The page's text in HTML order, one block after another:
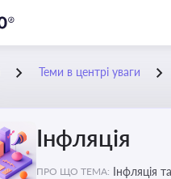
Теми в центрі уваги
Інфляція
ПРО ЩО ТЕМА: Інфляція